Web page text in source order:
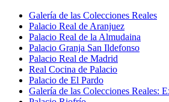
Galería de las Colecciones Reales
Palacio Real de Aranjuez
Palacio Real de la Almudaina
Palacio Granja San Ildefonso
Palacio Real de Madrid
Real Cocina de Palacio
Palacio de El Pardo
Galería de las Colecciones Reales: